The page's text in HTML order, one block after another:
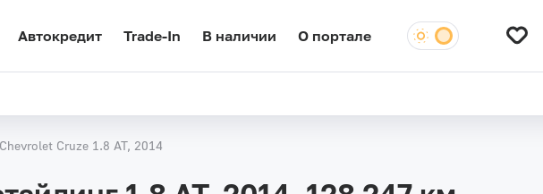
Автокредит Trade-In В наличии О портале
Chevrolet Cruze 1.8 AT, 2014